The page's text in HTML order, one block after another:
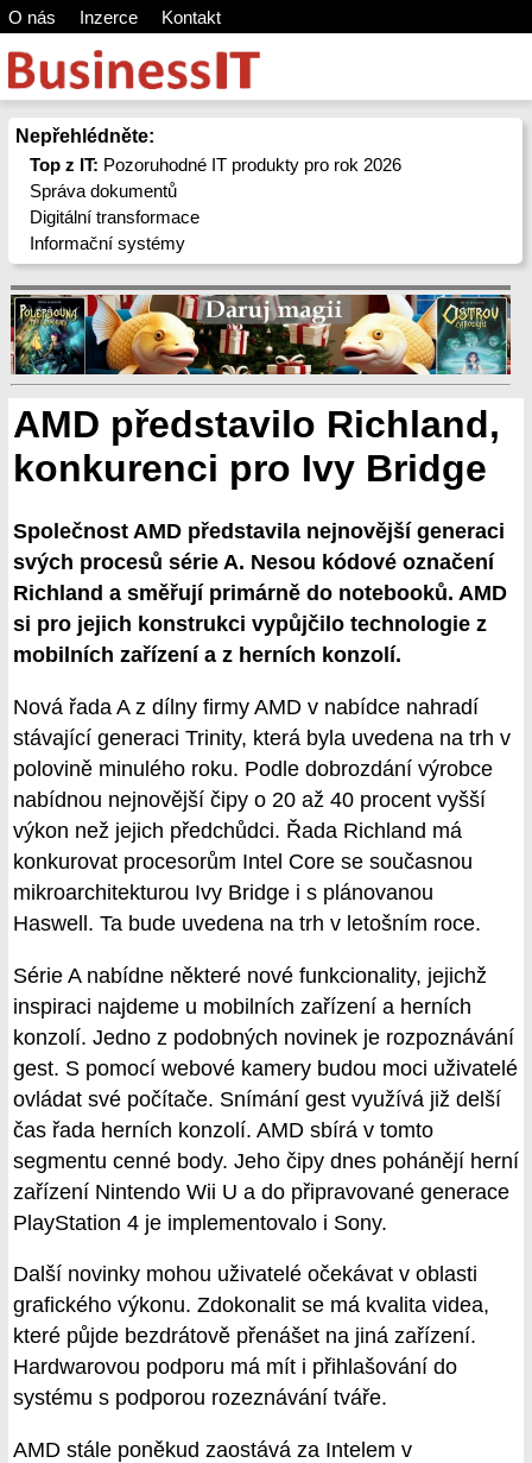
O nás Inzerce Kontakt
Nepřehlédněte:
Top z IT: Pozoruhodné IT produkty pro rok 2026
Správa dokumentů
Digitální transformace
Informační systémy
AMD představilo Richland,
konkurenci pro Ivy Bridge
Společnost AMD představila nejnovější generaci
svých procesů série A. Nesou kódové označení
Richland a směřují primárně do notebooků. AMD
si pro jejich konstrukci vypůjčilo technologie z
mobilních zařízení a z herních konzolí.
Nová řada A z dílny firmy AMD v nabídce nahradí
stávající generaci Trinity, která byla uvedena na trh v
polovině minulého roku. Podle dobrozdání výrobce
nabídnou nejnovější čipy o 20 až 40 procent vyšší
výkon než jejich předchůdci. Řada Richland má
konkurovat procesorům Intel Core se současnou
mikroarchitekturou Ivy Bridge i s plánovanou
Haswell. Ta bude uvedena na trh v letošním roce.
Série A nabídne některé nové funkcionality, jejichž
inspiraci najdeme u mobilních zařízení a herních
konzolí. Jedno z podobných novinek je rozpoznávání
gest. S pomocí webové kamery budou moci uživatelé
ovládat své počítače. Snímání gest využívá již delší
čas řada herních konzolí. AMD sbírá v tomto
segmentu cenné body. Jeho čipy dnes pohánějí herní
zařízení Nintendo Wii U a do připravované generace
PlayStation 4 je implementovalo i Sony.
Další novinky mohou uživatelé očekávat v oblasti
grafického výkonu. Zdokonalit se má kvalita videa,
které půjde bezdrátově přenášet na jiná zařízení.
Hardwarovou podporu má mít i přihlašování do
systému s podporou rozeznávání tváře.
AMD stále poněkud zaostává za Intelem v